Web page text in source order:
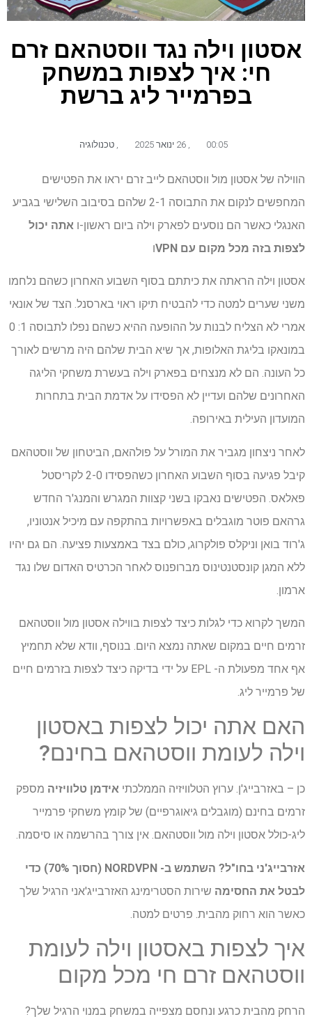
אסטון וילה נגד ווסטהאם זרם
חי: איך לצפות במשחק
בפרמייר ליג ברשת
00:05 26 ינואר 2025 טכנולוגיה
הווילה של אסטון מול ווסטהאם לייב זרם יראו את הפטישים
המחפשים לנקום את התבוסה 2-1 שלהם בסיבוב השלישי בגביע
האנגלי כאשר הם נוסעים לפארק וילה ביום ראשון-ו אתה יכול
לצפות בזה מכל מקום עם VPN ו
אסטון וילה הראתה את כיתתם בסוף השבוע האחרון כשהם נלחמו
משני שערים למטה כדי להבטיח תיקו ראוי בארסנל. הצד של אונאי
אמרי לא הצליח לבנות על ההופעה ההיא כשהם נפלו לתבוסה 1: 0
במונאקו בליגת האלופות, אך שיא הבית שלהם היה מרשים לאורך
כל העונה. הם לא מנצחים בפארק וילה בעשרת משחקי הליגה
האחרונים שלהם ועדיין לא הפסידו על אדמת הבית בתחרות
המועדון העילית באירופה.
לאחר ניצחון מגביר את המורל על פולהאם, הביטחון של ווסטהאם
קיבל פגיעה בסוף השבוע האחרון כשהפסידו 2-0 לקריסטל
פאלאס. הפטישים נאבקו בשני קצוות המגרש והמנג'ר החדש
גרהאם פוטר מוגבלים באפשרויות בהתקפה עם מיכיל אנטוניו,
ג'רוד בואן וניקלס פולקרוג, כולם בצד באמצעות פציעה. הם גם יהיו
ללא המגן קונסטנטינוס מברופנוס לאחר הכרטיס האדום שלו נגד
ארמון.
המשך לקרוא כדי לגלות כיצד לצפות בווילה אסטון מול ווסטהאם
זרמים חיים במקום שאתה נמצא היום. בנוסף, וודא שלא תחמיץ
אף אחד מפעולת ה- EPL על ידי בדיקה כיצד לצפות בזרמים חיים
של פרמייר ליג.
האם אתה יכול לצפות באסטון
וילה לעומת ווסטהאם בחינם?
כן – באזרבייג'ן. ערוץ הטלוויזיה הממלכתי אידמן טלוויזיה מספק
זרמים בחינם (מוגבלים גיאוגרפיים) של קומץ משחקי פרמייר
ליג-כולל אסטון וילה מול ווסטהאם. אין צורך בהרשמה או סיסמה.
אזרבייג'ני בחו"ל?
השתמש ב- NORDVPN (חסוך 70%) כדי
לבטל את החסימה שירות הסטרימינג האזרבייג'אני הרגיל שלך
כאשר הוא רחוק מהבית. פרטים למטה.
איך לצפות באסטון וילה לעומת
ווסטהאם זרם חי מכל מקום
הרחק מהבית כרגע ונחסם מצפייה במשחק במנוי הרגיל שלך?